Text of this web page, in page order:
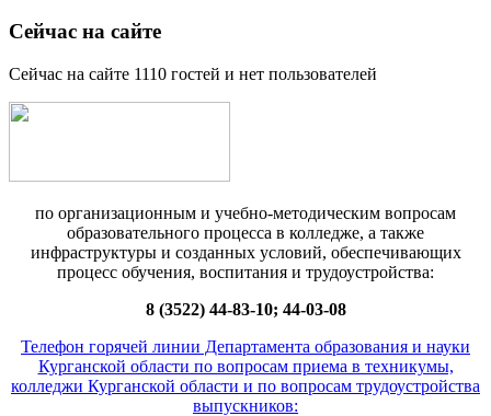
Сейчас на сайте
Сейчас на сайте 1110 гостей и нет пользователей
по организационным и учебно-методическим вопросам
образовательного процесса в колледже, а также
инфраструктуры и созданных условий, обеспечивающих
процесс обучения, воспитания и трудоустройства:
8 (3522) 44-83-10; 44-03-08
Телефон горячей линии Департамента образования и науки
Курганской области по вопросам приема в техникумы,
колледжи Курганской области и по вопросам трудоустройства
выпускников: